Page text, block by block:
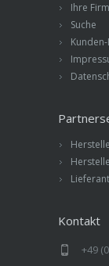
Ihre
Suche
Kontakt
+49